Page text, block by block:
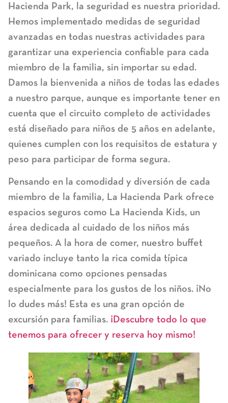
Hacienda Park, la seguridad es nuestra prioridad.
Hemos implementado medidas de seguridad
avanzadas en todas nuestras actividades para
garantizar una experiencia confiable para cada
miembro de la familia, sin importar su edad.
Damos la bienvenida a niños de todas las edades
a nuestro parque, aunque es importante tener en
cuenta que el circuito completo de actividades
está diseñado para niños de 5 años en adelante,
quienes cumplen con los requisitos de estatura y
peso para participar de forma segura.
Pensando en la comodidad y diversión de cada
miembro de la familia, La Hacienda Park ofrece
espacios seguros como La Hacienda Kids, un
área dedicada al cuidado de los niños más
pequeños. A la hora de comer, nuestro buffet
variado incluye tanto la rica comida típica
dominicana como opciones pensadas
especialmente para los gustos de los niños. ¡No
lo dudes más! Esta es una gran opción de
excursión para familias. ¡Descubre todo lo que
tenemos para ofrecer y reserva hoy mismo!